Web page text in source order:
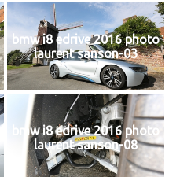
bmw i8 edrive 2016 photo
laurent sanson-03
bmw i8 edrive 2016 photo
laurent sanson-08